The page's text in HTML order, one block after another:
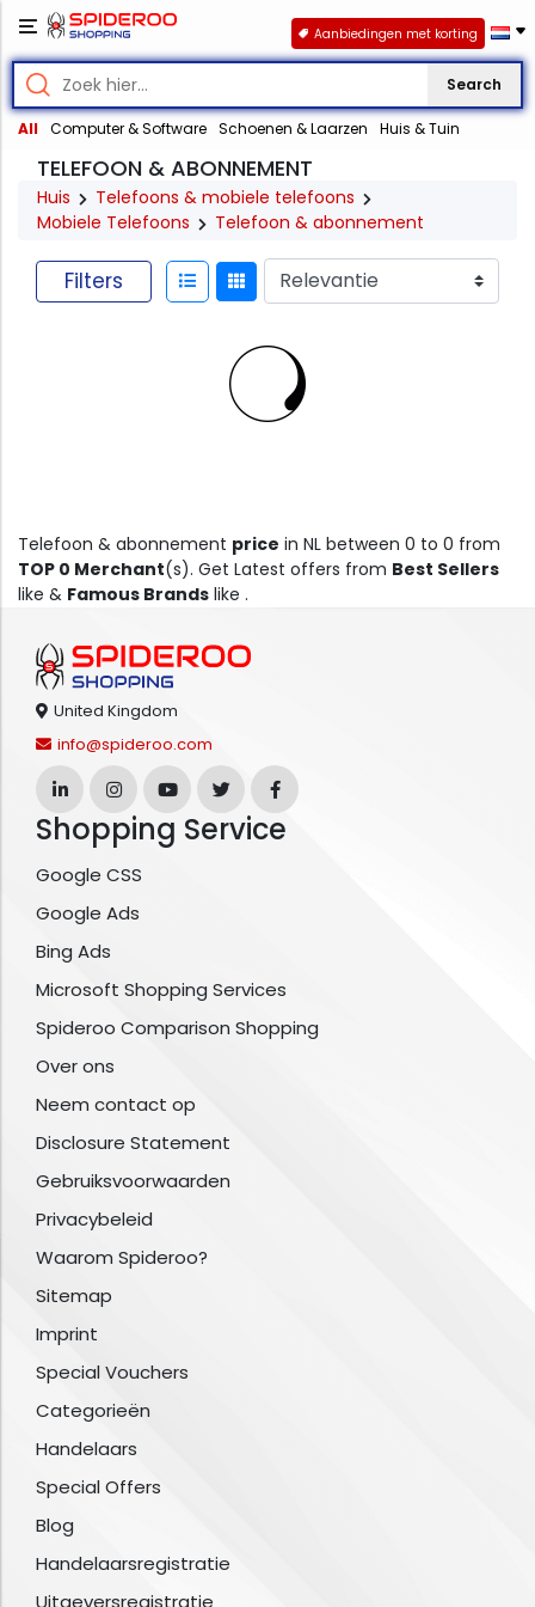
Search
All Computer & Software Schoenen & Laarzen Huis & Tuin
Aanbiedingen met korting
TELEFOON & ABONNEMENT
Huis
Telefoons & mobiele telefoons
Mobiele Telefoons
Telefoon & abonnement
Filters
Telefoon & abonnement price in NL between 0 to 0 from
TOP 0 Merchant(s). Get Latest offers from Best Sellers
like & Famous Brands like .
United Kingdom
info@spideroo.com
Shopping Service
Google CSS
Google Ads
Bing Ads
Microsoft Shopping Services
Spideroo Comparison Shopping
Over ons
Neem contact op
Disclosure Statement
Gebruiksvoorwaarden
Privacybeleid
Waarom Spideroo?
Sitemap
Imprint
Special Vouchers
Categorieën
Handelaars
Special Offers
Blog
Handelaarsregistratie
Uitgeversregistratie